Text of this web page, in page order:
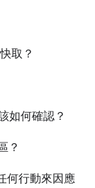
取？
如何確認？
？
何行動來因應